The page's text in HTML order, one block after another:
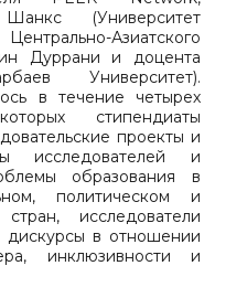
(Университет
Азиатского
Дуррани и доцента
Университет).
в течение четырех
стипендиаты
проекты и
исследователей и
образования в
политическом и
исследователи
в отношении
инклюзивности и